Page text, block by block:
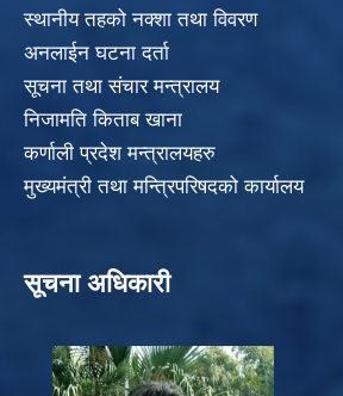
स्थानीय तहको नक्शा तथा विवरण
अनलाईन घटना दर्ता
सूचना तथा संचार मन्त्रालय
निजामति किताब खाना
कर्णाली प्रदेश मन्त्रालयहरु
मुख्यमंत्री तथा मन्त्रिपरिषदको कार्यालय
सूचना अधिकारी